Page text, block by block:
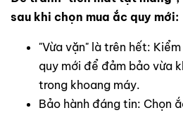
sau khi chọn mua ắc quy mới:
"Vừa vặn" là trên hết:
quy mới để đảm bảo vừa
trong khoang máy.
Bảo hành đáng tin: Chọn